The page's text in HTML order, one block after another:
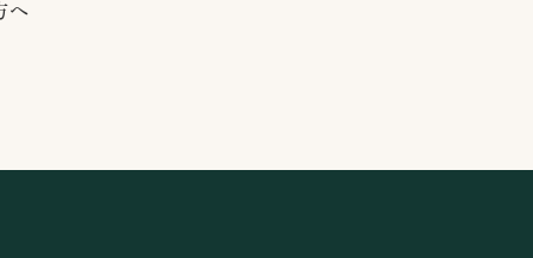
へ